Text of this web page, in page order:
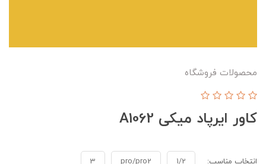
محصولات فروشگاه
کاور ایرپاد میکی A1062
انتخاب مناسب: 1/2
pro/pro2
3